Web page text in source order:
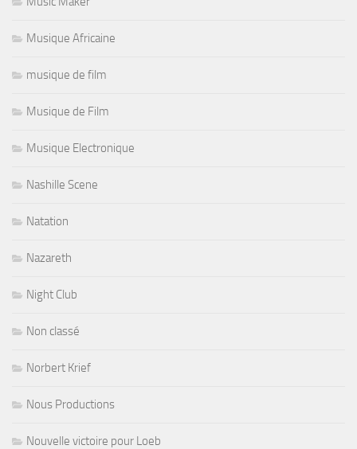
Musique Africaine
musique de film
Musique de Film
Musique Electronique
Nashille Scene
Natation
Nazareth
Night Club
Non classé
Norbert Krief
Nous Productions
Nouvelle victoire pour Loeb